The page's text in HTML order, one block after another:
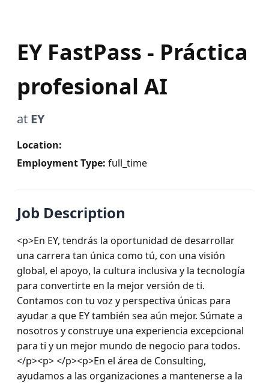
EY FastPass - Práctica
profesional AI
at EY
Location:
Employment Type: full_time
Job Description
<p>En EY, tendrás la oportunidad de desarrollar
una carrera tan única como tú, con una visión
global, el apoyo, la cultura inclusiva y la tecnología
para convertirte en la mejor versión de ti.
Contamos con tu voz y perspectiva únicas para
ayudar a que EY también sea aún mejor. Súmate a
nosotros y construye una experiencia excepcional
para ti y un mejor mundo de negocio para todos.
</p><p> </p><p>En el área de Consulting,
ayudamos a las organizaciones a mantenerse a la